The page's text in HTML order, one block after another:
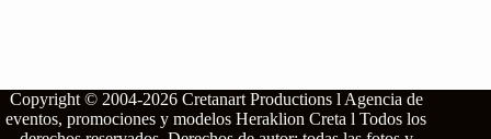
Copyright © 2004-2026 Cretanart Productions l Agencia de
eventos, promociones y modelos Heraklion Creta lTodos los